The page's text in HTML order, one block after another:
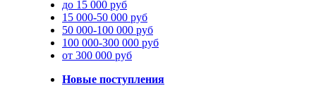
до 15 000 руб
15 000-50 000 руб
50 000-100 000 руб
100 000-300 000 руб
от 300 000 руб
Новые поступления